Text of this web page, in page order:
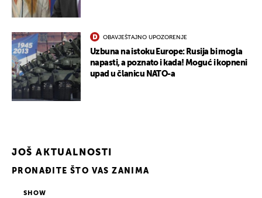
OBAVJEŠTAJNO UPOZORENJE
Uzbuna na istoku Europe: Rusija bi mogla
napasti, a poznato i kada! Moguć i kopneni
upad u članicu NATO-a
JOŠ AKTUALNOSTI
PRONAĐITE ŠTO VAS ZANIMA
SHOW